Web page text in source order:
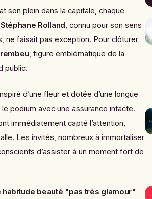
son plein dans la capitale, chaque
Stéphane Rolland, connu pour son sens
ne faisait pas exception. Pour clôturer
, figure emblématique de la
public.
d’une fleur et dotée d’une longue
podium avec une assurance intacte.
immédiatement capté l’attention,
Les invités, nombreux à immortaliser
d’assister à un moment fort de
beauté "pas très glamour"